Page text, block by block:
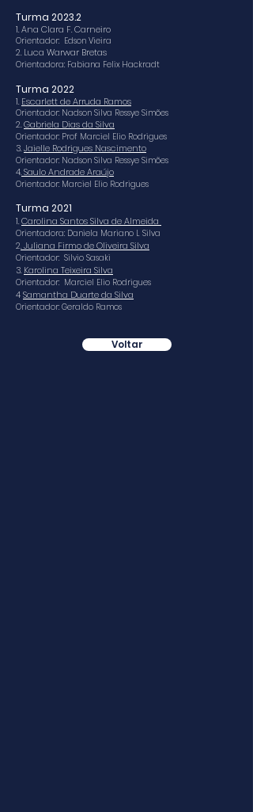
Turma 2023.2
1. Ana Clara F. Carneiro
Orientador: Edson Vieira
2. Luca Warwar Bretas
Orientadora: Fabiana Felix Hackradt
Turma 2022
1. Escarlett de Arruda Ramos
Orientador: Nadson Silva Ressye Simões
2.Gabriela Dias da Silva
Orientador: Prof Marciel Elio Rodrigues
3.Jaielle Rodrigues Nascimento
Orientador: Nadson Silva Ressye Simões
4.Saulo Andrade Araújo
Orientador: Marciel Elio Rodrigues
Turma 2021
1.Carolina Santos Silva de Almeida
Orientadora: Daniela Mariano L Silva
2. Juliana Firmo de Oliveira Silva
Orientador: Silvio Sasaki
3. Karolina Teixeira Silva
Orientador: Marciel Elio Rodrigues
4Samantha Duarte da Silva
Orientador: Geraldo Ramos
Voltar